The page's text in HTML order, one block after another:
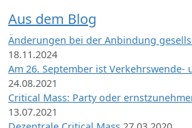
Aus dem Blog
Änderungen bei der Anbindung
18.11.2024
Am 26. September ist Verkehrswende-
24.08.2021
Critical Mass: Party oder
13.07.2021